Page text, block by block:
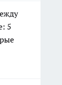
5